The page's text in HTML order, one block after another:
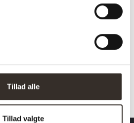
Tillad alle
Tillad valgte